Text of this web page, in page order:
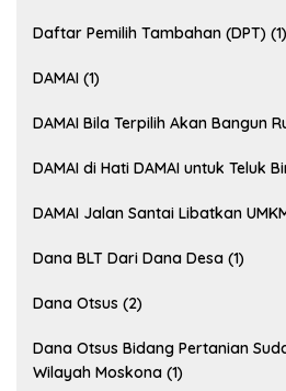
Daftar Pemilih Tambahan (DPT) (1)
DAMAI (1)
DAMAI Bila Terpilih Akan Bangun
DAMAI di Hati DAMAI untuk Teluk
DAMAI Jalan Santai Libatkan
Dana BLT Dari Dana Desa (1)
Dana Otsus (2)
Dana Otsus Bidang Pertanian
Wilayah Moskona (1)